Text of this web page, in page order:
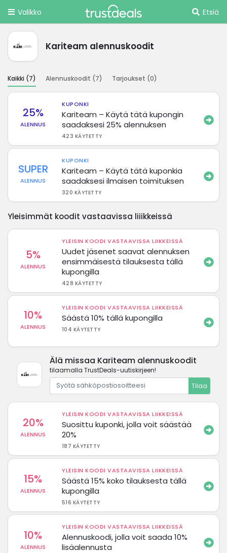
Valikko Etsiä
Kariteam alennuskoodit
Kaikki (7) Alennuskoodit (7) Tarjoukset (0)
25%
ALENNUS
KUPONKI
Kariteam – Käytä tätä kupongin
saadaksesi 25% alennuksen
423 KÄYTETTY
SUPER
ALENNUS
KUPONKI
Kariteam – Käytä tätä kuponkia
saadaksesi ilmaisen toimituksen
320 KÄYTETTY
Yleisimmät koodit vastaavissa liiikkeissä
5%
ALENNUS
YLEISIN KOODI VASTAAVISSA LIIKKEISSÄ
Uudet jäsenet saavat alennuksen
ensimmäisestä tilauksesta tällä
kupongilla
428 KÄYTETTY
10%
ALENNUS
YLEISIN KOODI VASTAAVISSA LIIKKEISSÄ
Säästä 10% tällä kupongilla
104 KÄYTETTY
Älä missaa Kariteam alennuskoodit
tilaamalla TrustDeals-uutiskirjeen!
Tilaa
20%
ALENNUS
YLEISIN KOODI VASTAAVISSA LIIKKEISSÄ
Suosittu kuponki, jolla voit säästää
20%
187 KÄYTETTY
15%
ALENNUS
YLEISIN KOODI VASTAAVISSA LIIKKEISSÄ
Säästä 15% koko tilauksesta tällä
kupongilla
516 KÄYTETTY
10%
ALENNUS
YLEISIN KOODI VASTAAVISSA LIIKKEISSÄ
Alennuskoodi, jolla voit saada 10%
lisäalennusta